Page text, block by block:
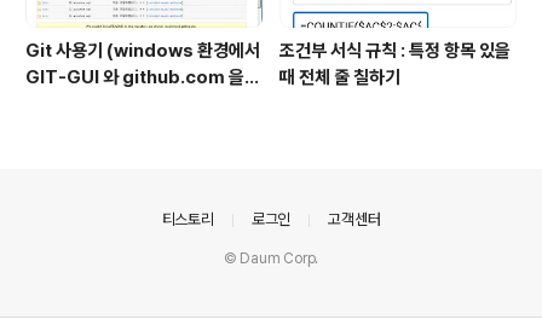
Git 사용기 (windows 환경에서
GIT-GUI 와 github.com 을
조건부 서식 규칙 : 특정 항목 있을
때 전체 줄 칠하기
티스토리 로그인 고객센터
© Daum Corp.